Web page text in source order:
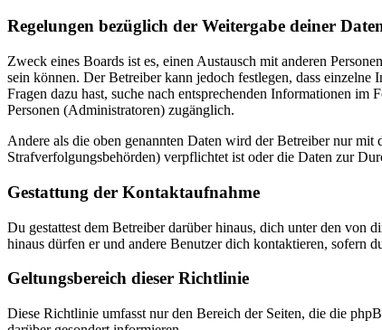
Regelungen bezüglich der Weitergabe deiner
Zweck eines Boards ist es, einen Austausch mit anderen
sein können. Der Betreiber kann jedoch festlegen, dass
Fragen dazu hast, suche nach entsprechenden Informationen
Personen (Administratoren) zugänglich.
Andere als die oben genannten Daten wird der Betreiber nur
Strafverfolgungsbehörden) verpflichtet ist oder die Daten zur
Gestattung der Kontaktaufnahme
Du gestattest dem Betreiber darüber hinaus, dich unter den von
hinaus dürfen er und andere Benutzer dich kontaktieren, sofern
Geltungsbereich dieser Richtlinie
Diese Richtlinie umfasst nur den Bereich der Seiten, die die